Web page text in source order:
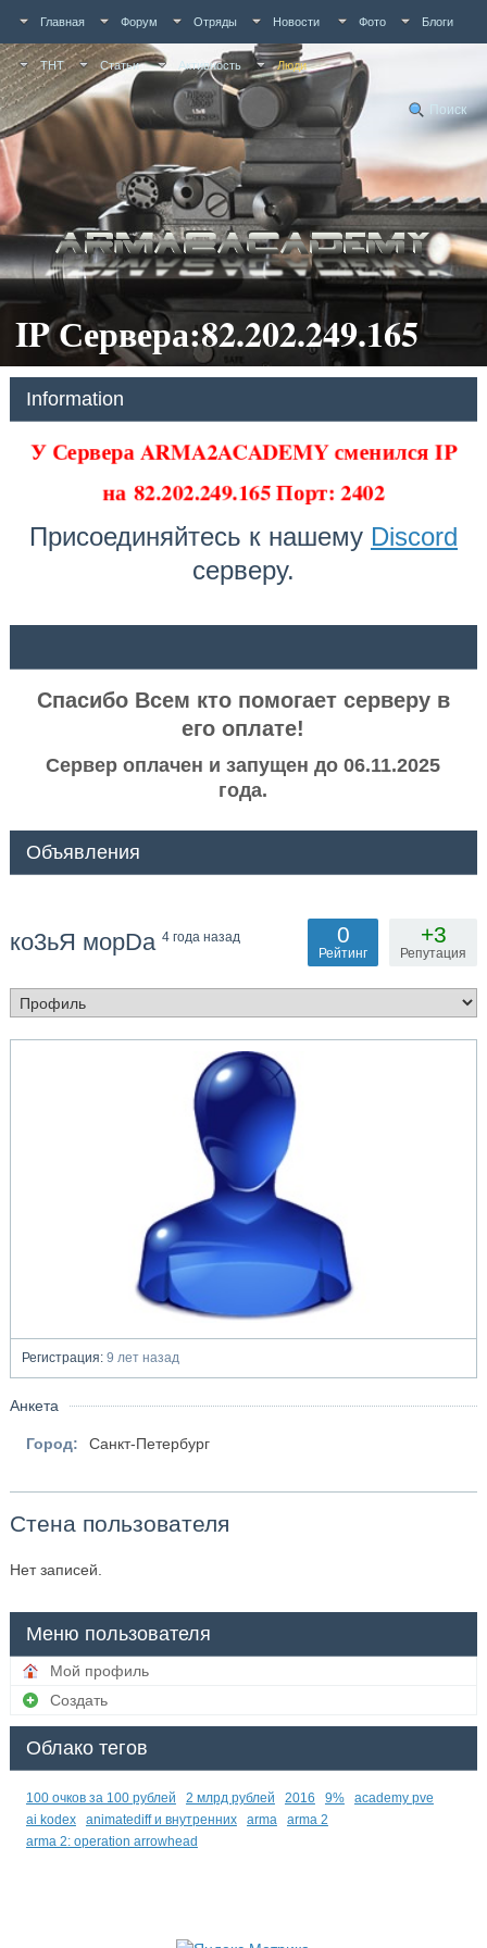
Главная Форум Отряды Новости Фото Блоги
ТНТ Статьи Активность Люди
Поиск
IP Сервера:82.202.249.165
Information
У Сервера ARMA2ACADEMY сменился IP
на82.202.249.165 Порт: 2402
Присоединяйтесь к нашему Discord
серверу.
Спасибо Всем кто помогает серверу в
его оплате!
Сервер оплачен и запущен до 06.11.2025
года.
Объявления
ко3ьЯ морDa 4 года назад +3
Репутация
0
Рейтинг
Регистрация:9 лет назад
Анкета
Город: Санкт-Петербург
Стена пользователя
Нет записей.
Меню пользователя
Мой профиль
Создать
Облако тегов
100 очков за 100 рублей 2 млрд рублей 2016 9%
academy pve
ai kodex
animatediff и внутренних arma
arma 2
arma 2: operation arrowhead